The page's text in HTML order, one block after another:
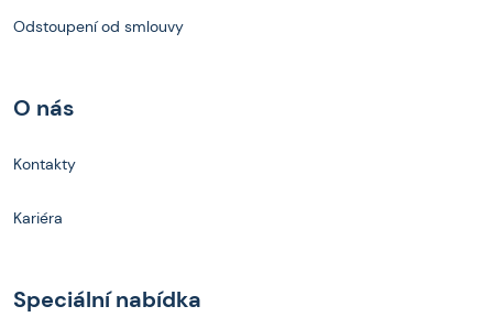
Odstoupení od smlouvy
O nás
Kontakty
Kariéra
Speciální nabídka